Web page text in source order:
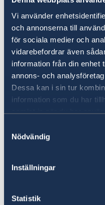
Vi använder
och annonserna till
för sociala medier och
vidarebefordrar även
information från din enhet
annons- och
Dessa kan i sin tur
information som du har
samlat in när du har
Nödvändig
Inställningar
Statistik
dhe u mbështet nga
Policisë Tiranë,
dhe nga organizata
civile.
Të ftuarit dhanë